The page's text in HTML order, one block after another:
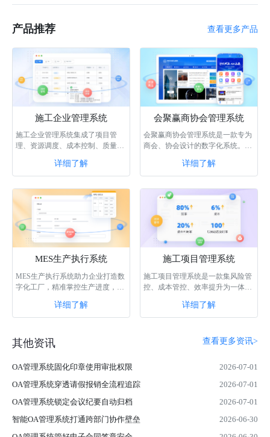
产品推荐 查看更多产品
施工企业管理系统
施工企业管理系统集成了项目管
理、资源调度、成本控制、质量管
和协同作业，···详细了解
会聚赢商协会管理系统
会聚赢商协会管理系统是一款专为
商会、协会设计的数字化系统。该
需商机、内···详细了解
MES生产执行系统
MES生产执行系统助力企业打造数
字化工厂，精准掌控生产进度，合
业解决生产数···详细了解
施工项目管理系统
施工项目管理系统是一款集风险管
控、成本管控、效率提升为一体的
松管理和监···详细了解
其他资讯 查看更多资讯>
OA管理系统固化印章使用审批权限
2026-07-01
OA管理系统穿透请假报销全流程追踪
2026-07-01
OA管理系统锁定会议纪要自动归档
2026-07-01
智能OA管理系统打通跨部门协作壁垒
2026-06-30